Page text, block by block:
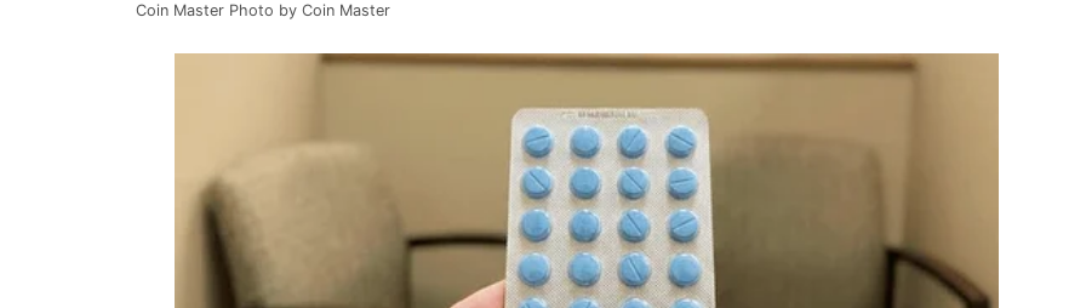
Coin Master Photo by Coin Master